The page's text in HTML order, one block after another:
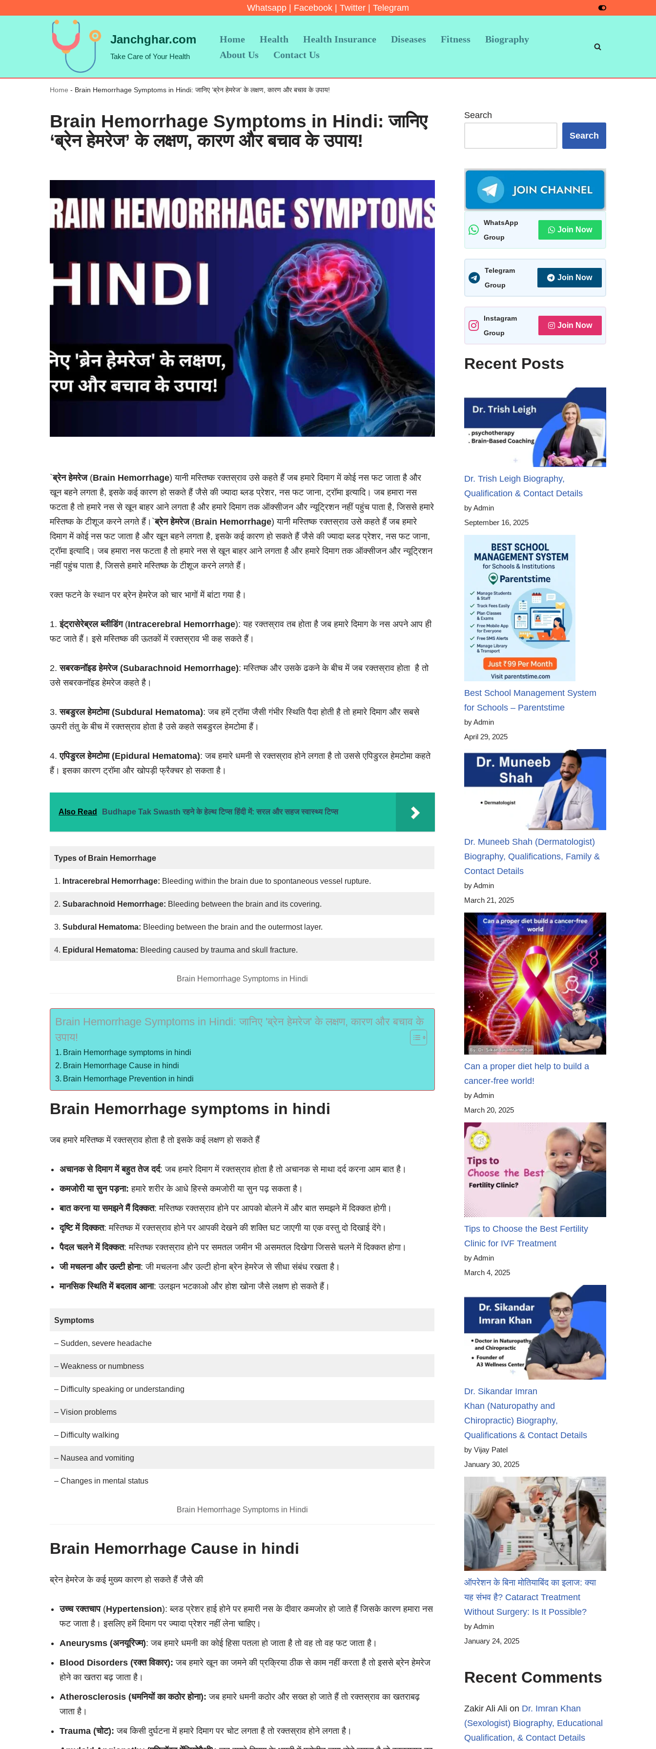
Whatsapp Facebook Twitter Telegram
Janchghar.com
Take Care of Your Health
Home Health Health Insurance Diseases Fitness
Biography
About Us
Contact Us
Home - Brain Hemorrhage Symptoms in Hindi: जानिए ‘ब्रेन हेमरेज’ के लक्षण, कारण और बचाव के उपाय!
Brain Hemorrhage Symptoms in Hindi: जानिए
‘ब्रेन हेमरेज’ के लक्षण, कारण और बचाव के उपाय!
`ब्रेन हेमरेज(Brain Hemorrhage) यानी मस्तिष्क रक्तस्राव उसे कहते हैं जब हमारे दिमाग में कोई नस फट जाता है और
खून बहने लगता है, इसके कई कारण हो सकते हैं जैसे की ज्यादा ब्लड प्रेशर, नस फट जाना, ट्रॉमा इत्यादि। जब हमारा नस
फटता है तो हमारे नस से खून बाहर आने लगता है और हमारे दिमाग तक ऑक्सीजन और न्यूट्रिशन नहीं पहुंच पाता है, जिससे हमारे
मस्तिष्क के टीशूज करने लगते हैं।`ब्रेन हेमरेज(Brain Hemorrhage) यानी मस्तिष्क रक्तस्राव उसे कहते हैं जब हमारे
दिमाग में कोई नस फट जाता है और खून बहने लगता है, इसके कई कारण हो सकते हैं जैसे की ज्यादा ब्लड प्रेशर, नस फट जाना,
ट्रॉमा इत्यादि। जब हमारा नस फटता है तो हमारे नस से खून बाहर आने लगता है और हमारे दिमाग तक ऑक्सीजन और न्यूट्रिशन
नहीं पहुंच पाता है, जिससे हमारे मस्तिष्क के टीशूज करने लगते हैं।
रक्त फटने के स्थान पर ब्रेन हेमरेज को चार भागों में बांटा गया है।
1.इंट्रासेरेब्रल ब्लीडिंग(Intracerebral Hemorrhage): यह रक्तस्राव तब होता है जब हमारे दिमाग के नस अपने आप ही
फट जाते हैं। इसे मस्तिष्क की ऊतकों में रक्तस्राव भी कह सकते हैं।
2.सबरकनॉइड हेमरेज (Subarachnoid Hemorrhage): मस्तिष्क और उसके ढकने के बीच में जब रक्तस्राव होता है तो
उसे सबरकनॉइड हेमरेज कहते है।
3.सबडुरल हेमटोमा (Subdural Hematoma): जब हमें ट्रॉमा जैसी गंभीर स्थिति पैदा होती है तो हमारे दिमाग और सबसे
ऊपरी तंतु के बीच में रक्तस्राव होता है उसे कहते सबडुरल हेमटोमा हैं।
4.एपिडुरल हेमटोमा (Epidural Hematoma): जब हमारे धमनी से रक्तस्राव होने लगता है तो उससे एपिडुरल हेमटोमा कहते
हैं। इसका कारण ट्रॉमा और खोपड़ी फ्रैक्चर हो सकता है।
Also Read Budhape Tak Swasth रहने के हेल्थ टिप्स हिंदी में: सरल और सहज स्वास्थ्य टिप्स
Types of Brain Hemorrhage
1. Intracerebral Hemorrhage: Bleeding within the brain due to spontaneous vessel rupture.
2.Subarachnoid Hemorrhage: Bleeding between the brain and its covering.
3.Subdural Hematoma: Bleeding between the brain and the outermost layer.
4. Epidural Hematoma: Bleeding caused by trauma and skull fracture.
Brain Hemorrhage Symptoms in Hindi
Brain Hemorrhage Symptoms in Hindi: जानिए 'ब्रेन हेमरेज' के लक्षण, कारण और बचाव के
उपाय!
Brain Hemorrhage symptoms in hindi
Brain Hemorrhage Cause in hindi
Brain Hemorrhage Prevention in hindi
Brain Hemorrhage symptoms in hindi
जब हमारे मस्तिष्क में रक्तस्राव होता है तो इसके कई लक्षण हो सकते हैं
अचानक से दिमाग में बहुत तेज दर्द: जब हमारे दिमाग में रक्तस्राव होता है तो अचानक से माथा दर्द करना आम बात है।
कमजोरी या सुन पड़ना: हमारे शरीर के आधे हिस्से कमजोरी या सुन पढ़ सकता है।
बात करना या समझने मैं दिक्कत: मस्तिष्क रक्तस्राव होने पर आपको बोलने में और बात समझने में दिक्कत होगी।
दृष्टि में दिक्कत: मस्तिष्क में रक्तस्राव होने पर आपकी देखने की शक्ति घट जाएगी या एक वस्तु दो दिखाई देंगे।
पैदल चलने में दिक्कत: मस्तिष्क रक्तस्राव होने पर समतल जमीन भी असमतल दिखेगा जिससे चलने में दिक्कत होगा।
जी मचलना और उल्टी होना: जी मचलना और उल्टी होना ब्रेन हेमरेज से सीधा संबंध रखता है।
मानसिक स्थिति में बदलाव आना: उलझन भटकाओ और होश खोना जैसे लक्षण हो सकते हैं।
Symptoms
– Sudden, severe headache
– Weakness or numbness
– Difficulty speaking or understanding
– Vision problems
– Difficulty walking
– Nausea and vomiting
– Changes in mental status
Brain Hemorrhage Symptoms in Hindi
Brain Hemorrhage Cause in hindi
ब्रेन हेमरेज के कई मुख्य कारण हो सकते हैं जैसे की
उच्च रक्तचाप(Hypertension): ब्लड प्रेशर हाई होने पर हमारी नस के दीवार कमजोर हो जाते हैं जिसके कारण हमारा नस
फट जाता है। इसलिए हमें दिमाग पर ज्यादा प्रेशर नहीं लेना चाहिए।
Aneurysms (अनयूरिज्म): जब हमारे धमनी का कोई हिसा पतला हो जाता है तो वह तो वह फट जाता है।
Blood Disorders (रक्त विकार): जब हमारे खून का जमने की प्रक्रिया ठीक से काम नहीं करता है तो इससे ब्रेन हेमरेज
होने का खतरा बढ़ जाता है।
Atherosclerosis (धमनियों का कठोर होना):जब हमारे धमनी कठोर और सख्त हो जाते हैं तो रक्तस्राव का खतराबढ़
जाता है।
Trauma (चोट): जब किसी दुर्घटना में हमारे दिमाग पर चोट लगता है तो रक्तस्राव होने लगता है।
Search
Search
WhatsApp
Group
Join Now
Telegram
Group
Join Now
Instagram
Group
Join Now
Recent Posts
Dr. Trish Leigh Biography,
Qualification & Contact Details
by Admin
September 16, 2025
Best School Management System
for Schools – Parentstime
by Admin
April 29, 2025
Dr. Muneeb Shah (Dermatologist)
Biography, Qualifications, Family &
Contact Details
by Admin
March 21, 2025
Can a proper diet help to build a
cancer-free world!
by Admin
March 20, 2025
Tips to Choose the Best Fertility
Clinic for IVF Treatment
by Admin
March 4, 2025
Dr. Sikandar Imran
Khan (Naturopathy and
Chiropractic) Biography,
Qualifications & Contact Details
by Vijay Patel
January 30, 2025
ऑपरेशन के बिना मोतियाबिंद का इलाज: क्या
यह संभव है? Cataract Treatment
Without Surgery: Is It Possible?
by Admin
January 24, 2025
Recent Comments
Zakir Ali Ali on Dr. Imran Khan
(Sexologist) Biography, Educational
Qualification, & Contact Details